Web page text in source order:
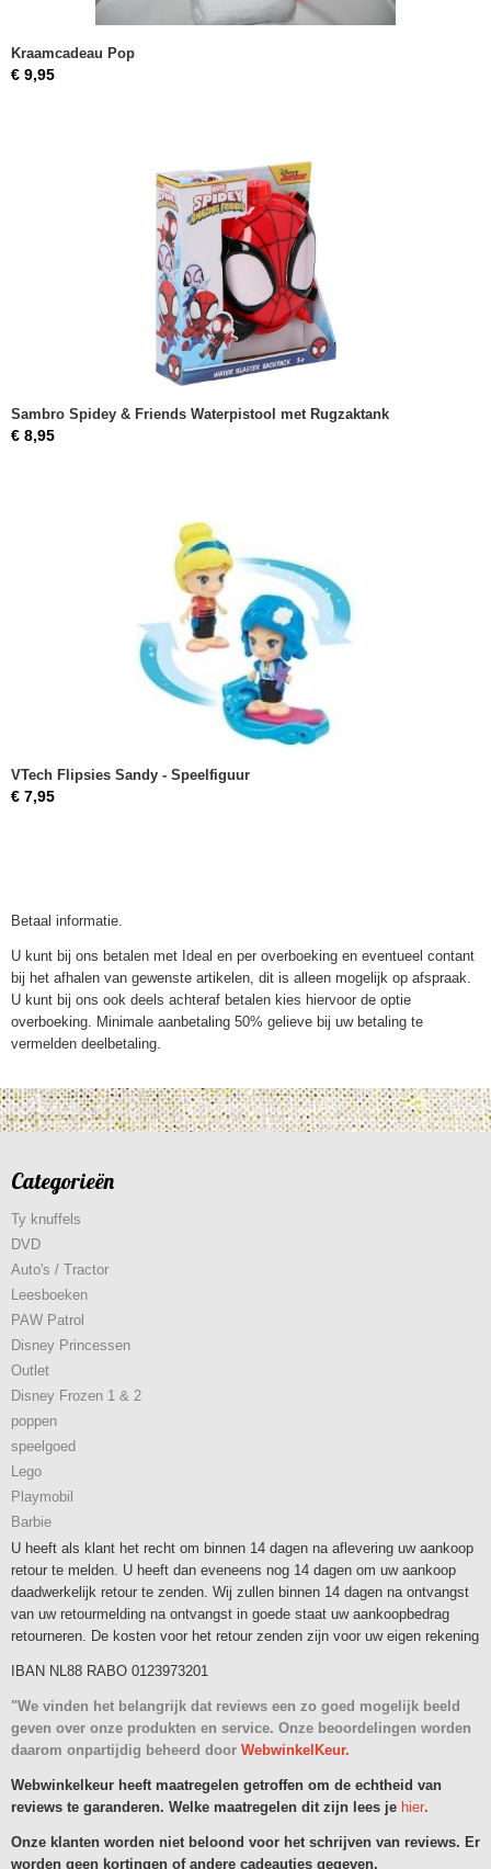
Kraamcadeau Pop
€ 9,95
Sambro Spidey & Friends Waterpistool met Rugzaktank
€ 8,95
VTech Flipsies Sandy - Speelfiguur
€ 7,95
Betaal informatie.
U kunt bij ons betalen met Ideal en per overboeking en eventueel contant
bij het afhalen van gewenste artikelen, dit is alleen mogelijk op afspraak.
U kunt bij ons ook deels achteraf betalen kies hiervoor de optie
overboeking. Minimale aanbetaling 50% gelieve bij uw betaling te
vermelden deelbetaling.
Categorieën
Ty knuffels
DVD
Auto's / Tractor
Leesboeken
PAW Patrol
Disney Princessen
Outlet
Disney Frozen 1 & 2
poppen
speelgoed
Lego
Playmobil
Barbie
U heeft als klant het recht om binnen 14 dagen na aflevering uw aankoop
retour te melden. U heeft dan eveneens nog 14 dagen om uw aankoop
daadwerkelijk retour te zenden. Wij zullen binnen 14 dagen na ontvangst
van uw retourmelding na ontvangst in goede staat uw aankoopbedrag
retourneren. De kosten voor het retour zenden zijn voor uw eigen rekening
IBAN NL88 RABO 0123973201
"We vinden het belangrijk dat reviews een zo goed mogelijk beeld
geven over onze produkten en service. Onze beoordelingen worden
daarom onpartijdig beheerd door WebwinkelKeur.
Webwinkelkeur heeft maatregelen getroffen om de echtheid van
reviews te garanderen. Welke maatregelen dit zijn lees je hier.
Onze klanten worden niet beloond voor het schrijven van reviews. Er
worden geen kortingen of andere cadeautjes gegeven.